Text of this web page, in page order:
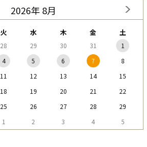
2026年 8月
火 水 木 金 土
28 29 30 31
1
4 5 6 7
8
11 12 13 14
15
18 19 20 21
22
25 26 27 28
29
1 2 3 4 5